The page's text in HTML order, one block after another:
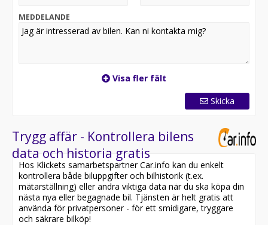
MEDDELANDE
Visa fler fält
Skicka
Trygg affär - Kontrollera bilens
data och historia gratis
Hos Klickets samarbetspartner Car.info kan du enkelt
kontrollera både biluppgifter och bilhistorik (t.ex.
mätarställning) eller andra viktiga data när du ska köpa din
nästa nya eller begagnade bil. Tjänsten är helt gratis att
använda för privatpersoner - för ett smidigare, tryggare
och säkrare bilköp!